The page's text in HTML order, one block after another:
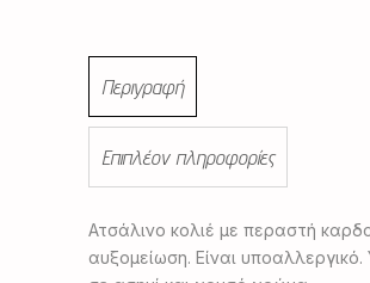
Περιγραφή
Επιπλέον πληροφορίες
Ατσάλινο κολιέ με περαστή
αυξομείωση. Είναι υποαλλεργικό.